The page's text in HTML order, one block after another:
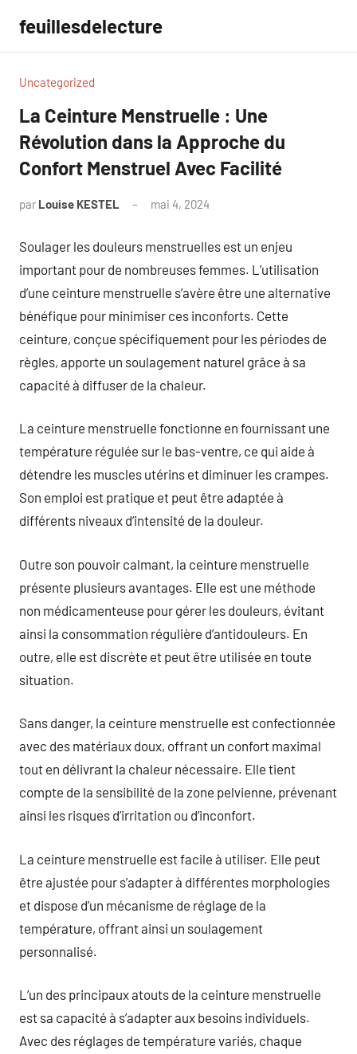
contenu
feuillesdelecture
Uncategorized
La Ceinture Menstruelle : Une
Révolution dans la Approche du
Confort Menstruel Avec Facilité
par Louise KESTEL mai 4, 2024
Soulager les douleurs menstruelles est un enjeu
important pour de nombreuses femmes. L’utilisation
d’une ceinture menstruelle s’avère être une alternative
bénéfique pour minimiser ces inconforts. Cette
ceinture, conçue spécifiquement pour les périodes de
règles, apporte un soulagement naturel grâce à sa
capacité à diffuser de la chaleur.
La ceinture menstruelle fonctionne en fournissant une
température régulée sur le bas-ventre, ce qui aide à
détendre les muscles utérins et diminuer les crampes.
Son emploi est pratique et peut être adaptée à
différents niveaux d’intensité de la douleur.
Outre son pouvoir calmant, la ceinture menstruelle
présente plusieurs avantages. Elle est une méthode
non médicamenteuse pour gérer les douleurs, évitant
ainsi la consommation régulière d’antidouleurs. En
outre, elle est discrète et peut être utilisée en toute
situation.
Sans danger, la ceinture menstruelle est confectionnée
avec des matériaux doux, offrant un confort maximal
tout en délivrant la chaleur nécessaire. Elle tient
compte de la sensibilité de la zone pelvienne, prévenant
ainsi les risques d’irritation ou d’inconfort.
La ceinture menstruelle est facile à utiliser. Elle peut
être ajustée pour s’adapter à différentes morphologies
et dispose d’un mécanisme de réglage de la
température, offrant ainsi un soulagement
personnalisé.
L’un des principaux atouts de la ceinture menstruelle
est sa capacité à s’adapter aux besoins individuels.
Avec des réglages de température variés, chaque